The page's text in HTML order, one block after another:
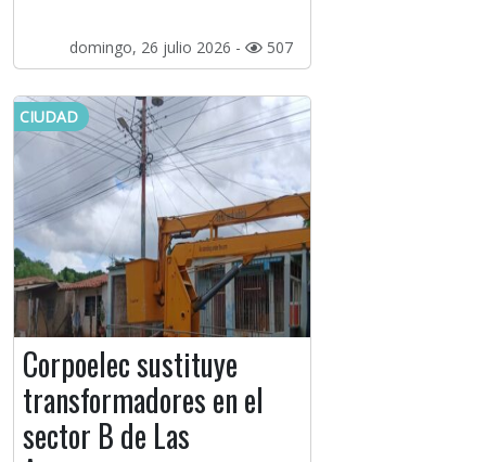
domingo, 26 julio 2026 - 507
CIUDAD
Corpoelec sustituye
transformadores en el
sector B de Las